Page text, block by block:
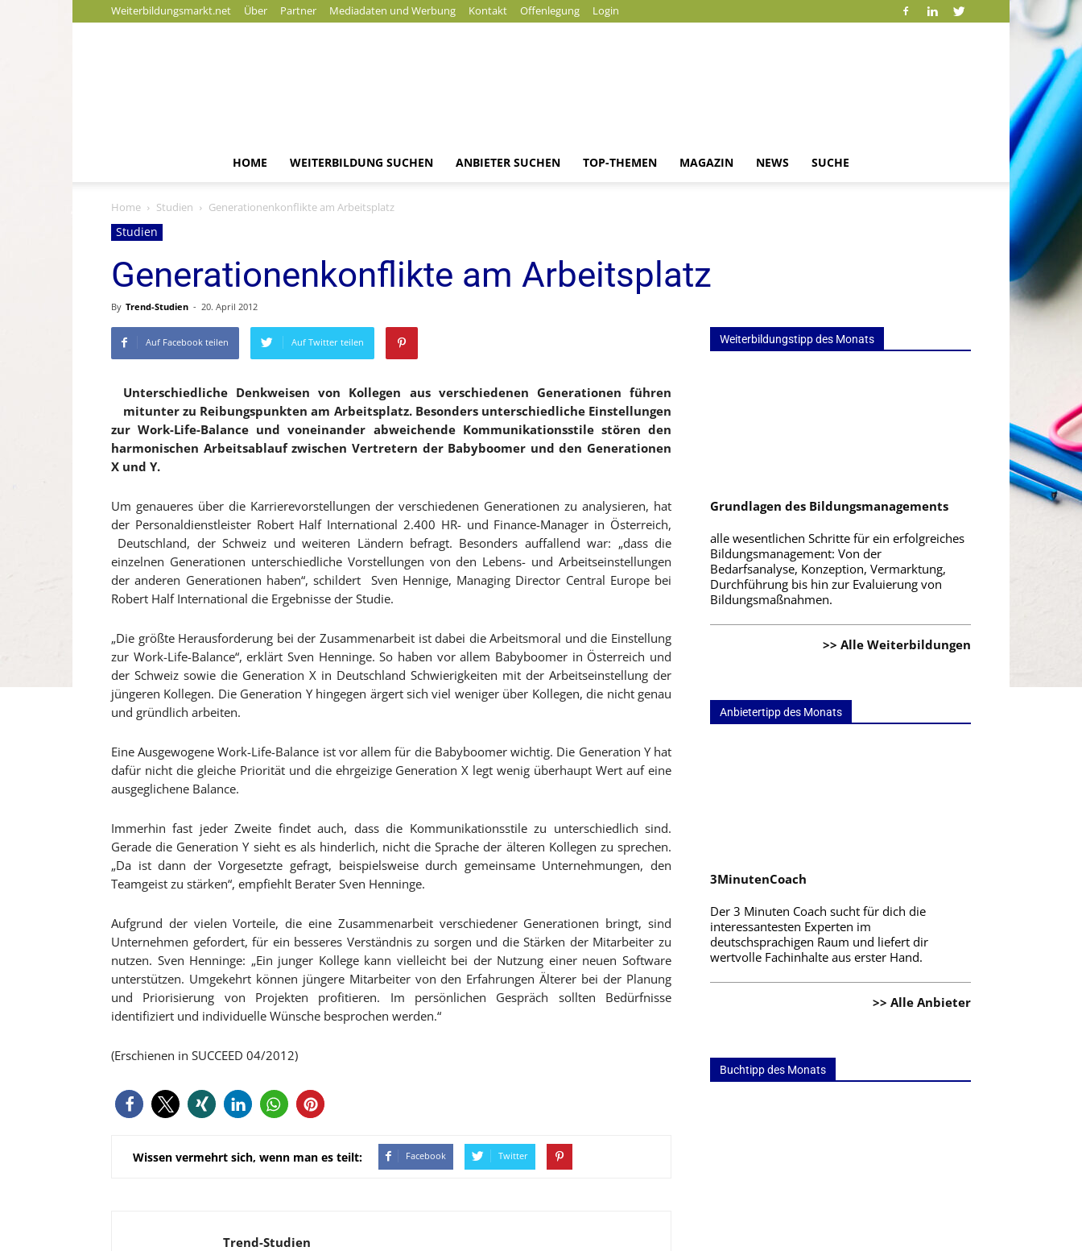
Weiterbildungsmarkt.net Über Partner Mediadaten und Werbung Kontakt Offenlegung Login
HOME WEITERBILDUNG SUCHEN ANBIETER SUCHEN TOP-THEMEN MAGAZIN NEWS SUCHE
Home Studien Generationenkonflikte am Arbeitsplatz
Studien
Generationenkonflikte am Arbeitsplatz
By Trend-Studien - 20. April 2012
Auf Facebook teilen Auf Twitter teilen
Unterschiedliche Denkweisen von Kollegen aus verschiedenen Generationen führen
mitunter zu Reibungspunkten am Arbeitsplatz. Besonders unterschiedliche Einstellungen
zur Work-Life-Balance und voneinander abweichende Kommunikationsstile stören den
harmonischen Arbeitsablauf zwischen Vertretern der Babyboomer und den Generationen
X und Y.
Um genaueres über die Karrierevorstellungen der verschiedenen Generationen zu analysieren, hat
der Personaldienstleister Robert Half International 2.400 HR- und Finance-Manager in Österreich,
Deutschland, der Schweiz und weiteren Ländern befragt. Besonders auffallend war: „dass die
einzelnen Generationen unterschiedliche Vorstellungen von den Lebens- und Arbeitseinstellungen
der anderen Generationen haben“, schildert Sven Hennige, Managing Director Central Europe bei
Robert Half International die Ergebnisse der Studie.
„Die größte Herausforderung bei der Zusammenarbeit ist dabei die Arbeitsmoral und die Einstellung
zur Work-Life-Balance“, erklärt Sven Henninge. So haben vor allem Babyboomer in Österreich und
der Schweiz sowie die Generation X in Deutschland Schwierigkeiten mit der Arbeitseinstellung der
jüngeren Kollegen. Die Generation Y hingegen ärgert sich viel weniger über Kollegen, die nicht genau
und gründlich arbeiten.
Eine Ausgewogene Work-Life-Balance ist vor allem für die Babyboomer wichtig. Die Generation Y hat
dafür nicht die gleiche Priorität und die ehrgeizige Generation X legt wenig überhaupt Wert auf eine
ausgeglichene Balance.
Immerhin fast jeder Zweite findet auch, dass die Kommunikationsstile zu unterschiedlich sind.
Gerade die Generation Y sieht es als hinderlich, nicht die Sprache der älteren Kollegen zu sprechen.
„Da ist dann der Vorgesetzte gefragt, beispielsweise durch gemeinsame Unternehmungen, den
Teamgeist zu stärken“, empfiehlt Berater Sven Henninge.
Aufgrund der vielen Vorteile, die eine Zusammenarbeit verschiedener Generationen bringt, sind
Unternehmen gefordert, für ein besseres Verständnis zu sorgen und die Stärken der Mitarbeiter zu
nutzen. Sven Henninge: „Ein junger Kollege kann vielleicht bei der Nutzung einer neuen Software
unterstützen. Umgekehrt können jüngere Mitarbeiter von den Erfahrungen Älterer bei der Planung
und Priorisierung von Projekten profitieren. Im persönlichen Gespräch sollten Bedürfnisse
identifiziert und individuelle Wünsche besprochen werden.“
(Erschienen in SUCCEED 04/2012)
Wissen vermehrt sich, wenn man es teilt: Facebook Twitter
Trend-Studien
Weiterbildungstipp des Monats
Grundlagen des Bildungsmanagements
alle wesentlichen Schritte für ein erfolgreiches
Bildungsmanagement: Von der
Bedarfsanalyse, Konzeption, Vermarktung,
Durchführung bis hin zur Evaluierung von
Bildungsmaßnahmen.
>> Alle Weiterbildungen
Anbietertipp des Monats
3MinutenCoach
Der 3 Minuten Coach sucht für dich die
interessantesten Experten im
deutschsprachigen Raum und liefert dir
wertvolle Fachinhalte aus erster Hand.
>> Alle Anbieter
Buchtipp des Monats